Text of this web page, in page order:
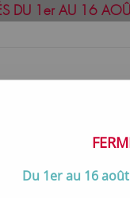
DU 1er AU 16
Du 1er au 16